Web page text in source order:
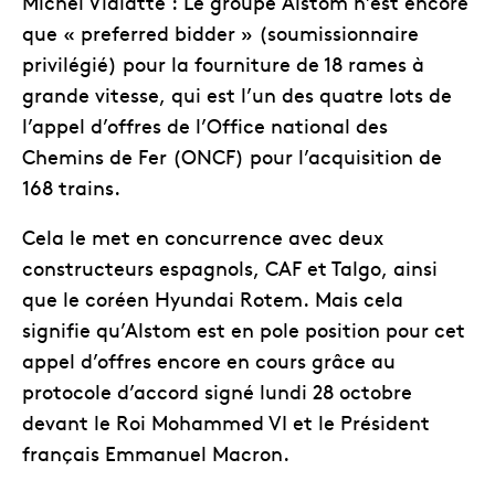
que « preferred bidder » (soumissionnaire
privilégié) pour la fourniture de 18 rames à
grande vitesse, qui est l’un des quatre lots de
l’appel d’offres de l’Office national des
Chemins de Fer (ONCF) pour l’acquisition de
168 trains.
Cela le met en concurrence avec deux
constructeurs espagnols, CAF et Talgo, ainsi
que le coréen Hyundai Rotem. Mais cela
signifie qu’Alstom est en pole position pour cet
appel d’offres encore en cours grâce au
protocole d’accord signé lundi 28 octobre
devant le Roi Mohammed VI et le Président
français Emmanuel Macron.